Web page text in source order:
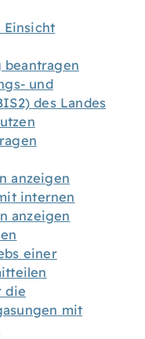
Einsicht
beantragen
und
des Landes
anzeigen
internen
anzeigen
einer
die
mit